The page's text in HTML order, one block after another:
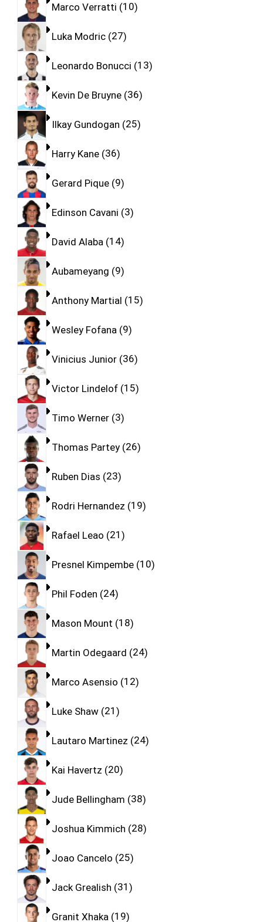
Marco Verratti 10
Luka Modric 27
Leonardo Bonucci 13
Kevin De Bruyne 36
Ilkay Gundogan 25
Harry Kane 36
Gerard Pique 9
Edinson Cavani 3
David Alaba 14
Aubameyang 9
Anthony Martial 15
Wesley Fofana 9
Vinicius Junior 36
Victor Lindelof 15
Timo Werner 3
Thomas Partey 26
Ruben Dias 23
Rodri Hernandez 19
Rafael Leao 21
Presnel Kimpembe 10
Phil Foden 24
Mason Mount 18
Martin Odegaard 24
Marco Asensio 12
Luke Shaw 21
Lautaro Martinez 24
Kai Havertz 20
Jude Bellingham 38
Joshua Kimmich 28
Joao Cancelo 25
Jack Grealish 31
Granit Xhaka 19